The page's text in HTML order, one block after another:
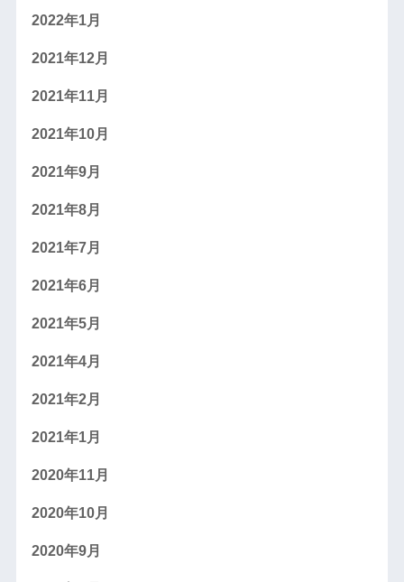
2022年1月
2021年12月
2021年11月
2021年10月
2021年9月
2021年8月
2021年7月
2021年6月
2021年5月
2021年4月
2021年2月
2021年1月
2020年11月
2020年10月
2020年9月